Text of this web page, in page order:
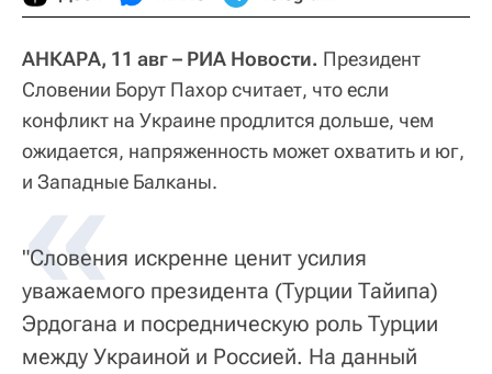
АНКАРА, 11 авг – РИА Новости. Президент
Словении Борут Пахор считает, что если
конфликт на Украине продлится дольше, чем
ожидается, напряженность может охватить и юг,
и Западные Балканы.
«
"Словения искренне ценит усилия
уважаемого президента (Турции Тайипа)
Эрдогана и посредническую роль Турции
между Украиной и Россией. На данный